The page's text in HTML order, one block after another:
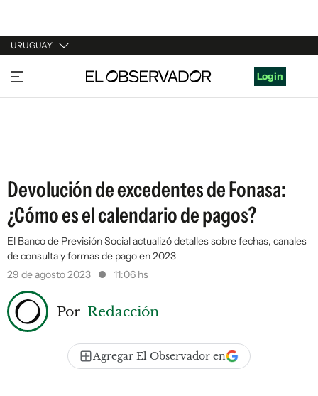
URUGUAY
URUGUAY
ARGENTINA
Login
Devolución de excedentes de Fonasa:
¿Cómo es el calendario de pagos?
El Banco de Previsión Social actualizó detalles sobre fechas, canales
de consulta y formas de pago en 2023
29 de agosto 2023
11:06 hs
Por Redacción
Agregar El Observador en